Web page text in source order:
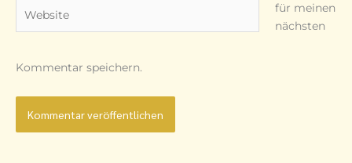
für meinen
nächsten
Kommentar speichern.